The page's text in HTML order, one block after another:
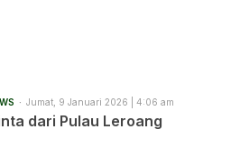
Jumat, 9 Januari 2026 | 4:06 am
dari Pulau Leroang